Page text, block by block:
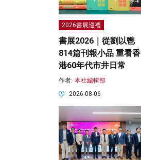
2026書展巡禮
書展2026｜從劉以鬯
814篇刊報小品 重看香
港60年代市井日常
作者: 本社編輯部
2026-08-06